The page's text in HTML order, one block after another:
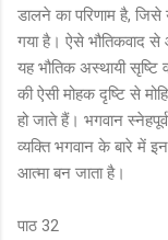
डालने का परिणाम है, जिसे
गया है। ऐसे भौतिकवाद से
यह भौतिक अस्थायी
की ऐसी मोहक दृष्टि से
हो जाते हैं। भगवान
व्यक्ति भगवान के बारे में
आत्मा बन जाता है।
पाठ 32